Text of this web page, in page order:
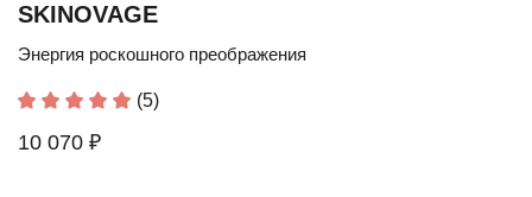
SKINOVAGE
Энергия роскошного преображения
(5)
10 070 ₽